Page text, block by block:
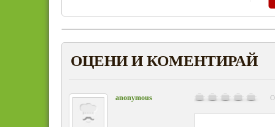
ОЦЕНИ И КОМЕНТИРАЙ
anonymous